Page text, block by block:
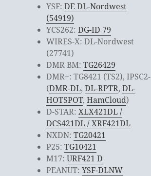
YSF:DE DL-Nordwest
(54919)
YCS262:DG-ID 79
WIRES-X: DL-Nordwest
(27741)
DMR BM:TG26429
DMR+: TG8421 (TS2), IPSC2-
(DMR-DL,DL-RPTR,DL-
HOTSPOT,HamCloud)
D-STAR:XLX421DL /
DCS421DL / XRF421DL
NXDN:TG20421
P25:TG10421
M17:URF421 D
PEANUT:YSF-DLNW